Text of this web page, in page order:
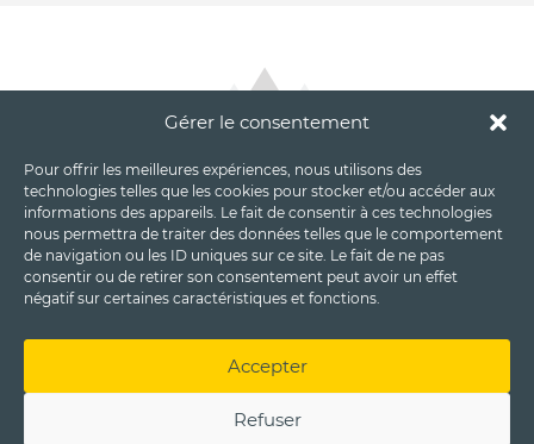
Gérer le consentement
Pour offrir les meilleures expériences, nous utilisons des
technologies telles que les cookies pour stocker et/ou accéder aux
informations des appareils. Le fait de consentir à ces technologies
nous permettra de traiter des données telles que le comportement
de navigation ou les ID uniques sur ce site. Le fait de ne pas
consentir ou de retirer son consentement peut avoir un effet
négatif sur certaines caractéristiques et fonctions.
Accepter
Refuser
|Politique de cookies (UE)